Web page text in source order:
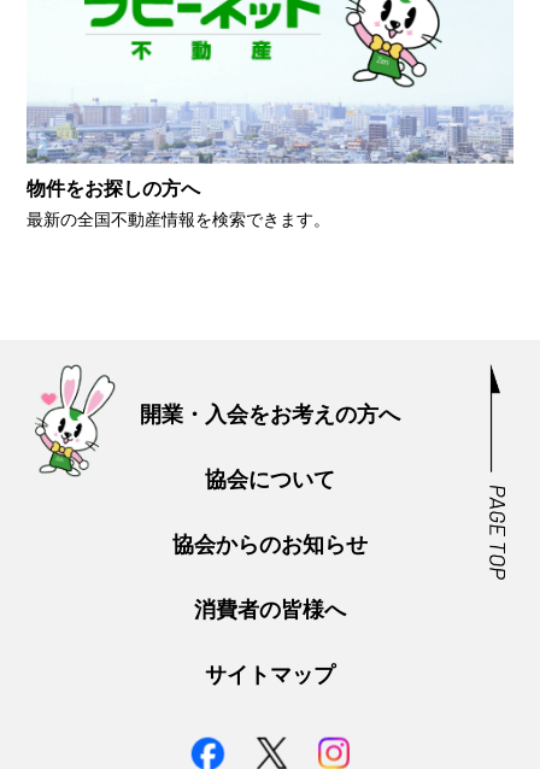
物件をお探しの方へ
最新の全国不動産情報を検索できます。
開業・入会をお考えの方へ
協会について
協会からのお知らせ
消費者の皆様へ
サイトマップ